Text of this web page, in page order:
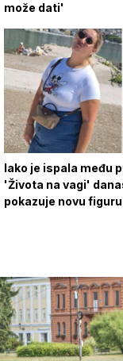
može dati'
Iako je ispala među
'Života na vagi'
pokazuje novu figuru